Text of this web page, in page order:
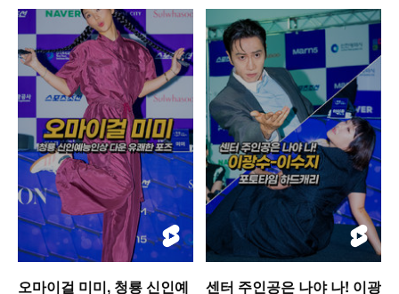
오마이걸 미미, 청룡 신인예
센터 주인공은 나야 나! 이광